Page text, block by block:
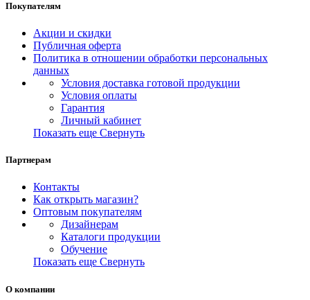
Покупателям
Акции и скидки
Публичная оферта
Политика в отношении обработки персональных
данных
Условия доставка готовой продукции
Условия оплаты
Гарантия
Личный кабинет
Показать еще Свернуть
Партнерам
Контакты
Как открыть магазин?
Оптовым покупателям
Дизайнерам
Каталоги продукции
Обучение
Показать еще Свернуть
О компании